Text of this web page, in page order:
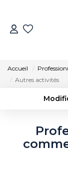
Accueil
Autres activités
Type de bien